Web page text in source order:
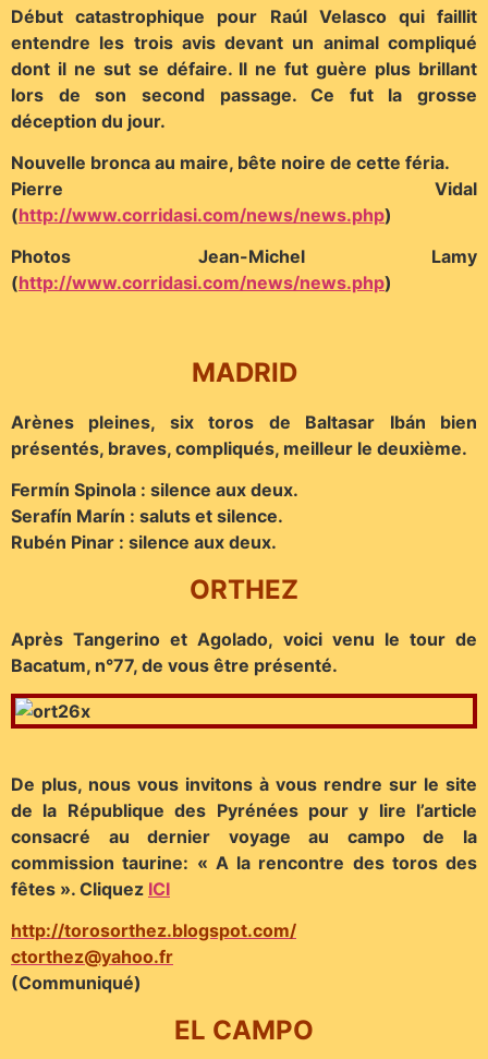
Début catastrophique pour Raúl Velasco qui faillit
entendre les trois avis devant un animal compliqué
dont il ne sut se défaire. Il ne fut guère plus brillant
lors de son second passage. Ce fut la grosse
déception du jour.
Nouvelle bronca au maire, bête noire de cette féria.
Pierre Vidal
(http://www.corridasi.com/news/news.php)
Photos Jean-Michel Lamy
(http://www.corridasi.com/news/news.php)
MADRID
Arènes pleines, six toros de Baltasar Ibán bien
présentés, braves, compliqués, meilleur le deuxième.
Fermín Spinola : silence aux deux.
Serafín Marín : saluts et silence.
Rubén Pinar : silence aux deux.
ORTHEZ
Après Tangerino et Agolado, voici venu le tour de
Bacatum, n°77, de vous être présenté.
De plus, nous vous invitons à vous rendre sur le site
de la République des Pyrénées pour y lire l’article
consacré au dernier voyage au campo de la
commission taurine: « A la rencontre des toros des
fêtes ». Cliquez ICI
http://torosorthez.blogspot.com/
ctorthez@yahoo.fr
(Communiqué)
EL CAMPO